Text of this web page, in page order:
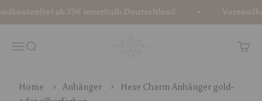
ab 75€ innerhalb Deutschland
MenüSuche
Home Anhänger
Hexe Charm Anhänger gold-